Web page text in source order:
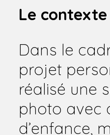
Le contexte
Dans le
projet
réalisé une
photo avec
d’enfance,